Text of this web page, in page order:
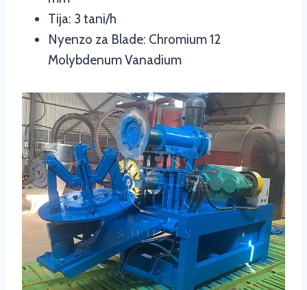
Tija: 3 tani/h
Nyenzo za Blade: Chromium 12
Molybdenum Vanadium